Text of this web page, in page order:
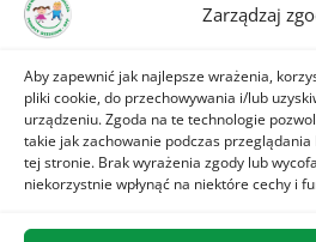
Zarządzaj
Aby zapewnić jak najlepsze wrażenia,
pliki cookie, do przechowywania i/lub
urządzeniu. Zgoda na te technologie
takie jak zachowanie podczas
tej stronie. Brak wyrażenia zgody lub
niekorzystnie wpłynąć na niektóre cechy i